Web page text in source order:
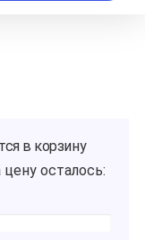
в корзину
цену осталось: